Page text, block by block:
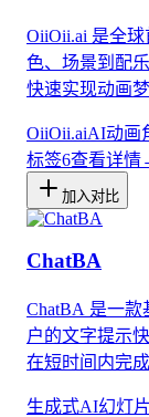
OiiOii.ai 是全
色、场景到配
快速实现动画梦
OiiOii.aiAI动画
标签6查看详情
加入对比
ChatBA
ChatBA 是一
户的文字提示
在短时间内完
生成式AI幻灯片